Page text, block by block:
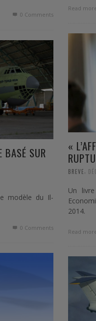
0 Comments
Read
«
BREVE
Un
2014.
Read
BASÉ SUR
modèle du Il-
0 Comments